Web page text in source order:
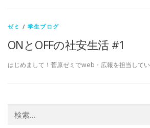
ゼミ /学生ブログ
ONとOFFの社安生活 #1
はじめまして！菅原ゼミでweb・広報を担当して
索: